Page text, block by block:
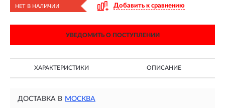
НЕТ В НАЛИЧИИ Добавить к сравнению
УВЕДОМИТЬ О ПОСТУПЛЕНИИ
ХАРАКТЕРИСТИКИ ОПИСАНИЕ
ДОСТАВКА В МОСКВА